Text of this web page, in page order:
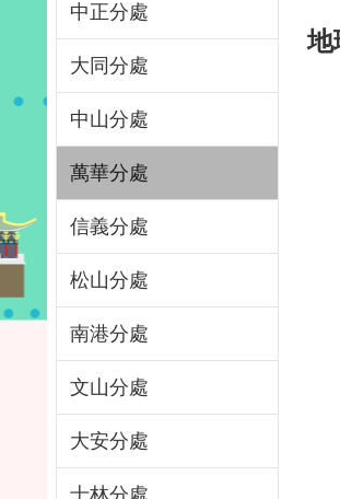
中正分處
大同分處
中山分處
萬華分處
信義分處
松山分處
南港分處
文山分處
大安分處
地